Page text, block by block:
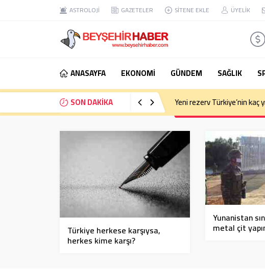
ASTROLOJİ GAZETELER SİTENE EKLE ÜYELİK
ANASAYFA EKONOMİ GÜNDEM SAĞLIK
SON DAKİKA
Yeni rezerv Türkiye’nin kaç
Türkiye herkese karşıysa,
herkes kime karşı?
Yunanistan
metal çit